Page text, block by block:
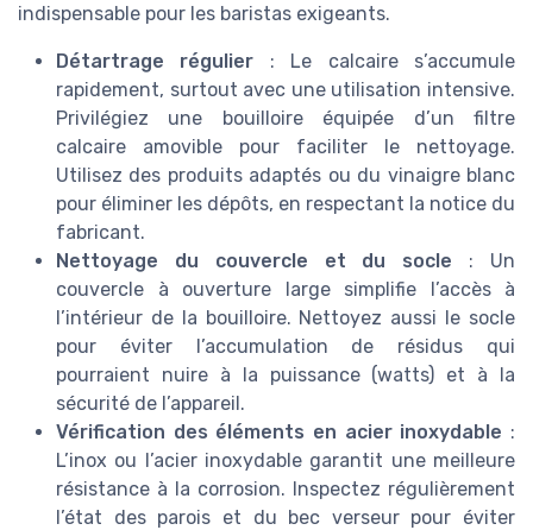
indispensable pour les baristas exigeants.
Détartrage régulier : Le calcaire s’accumule
rapidement, surtout avec une utilisation intensive.
Privilégiez une bouilloire équipée d’un filtre
calcaire amovible pour faciliter le nettoyage.
Utilisez des produits adaptés ou du vinaigre blanc
pour éliminer les dépôts, en respectant la notice du
fabricant.
Nettoyage du couvercle et du socle : Un
couvercle à ouverture large simplifie l’accès à
l’intérieur de la bouilloire. Nettoyez aussi le socle
pour éviter l’accumulation de résidus qui
pourraient nuire à la puissance (watts) et à la
sécurité de l’appareil.
Vérification des éléments en acier inoxydable :
L’inox ou l’acier inoxydable garantit une meilleure
résistance à la corrosion. Inspectez régulièrement
l’état des parois et du bec verseur pour éviter